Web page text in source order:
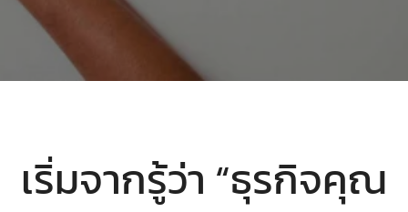
เริ่มจากรู้ว่า “ธุรกิจคุณ